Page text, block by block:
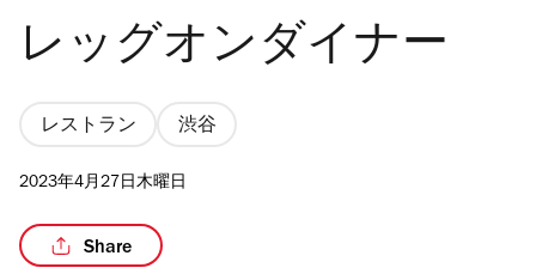
レッグオンダイナー
レストラン 渋谷
2023年4月27日木曜日
Share